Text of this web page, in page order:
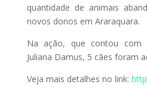
quantidade de animais
novos donos em Araraquara.
Na ação, que contou com
Juliana Damus, 5 cães foram
Veja mais detalhes no link: